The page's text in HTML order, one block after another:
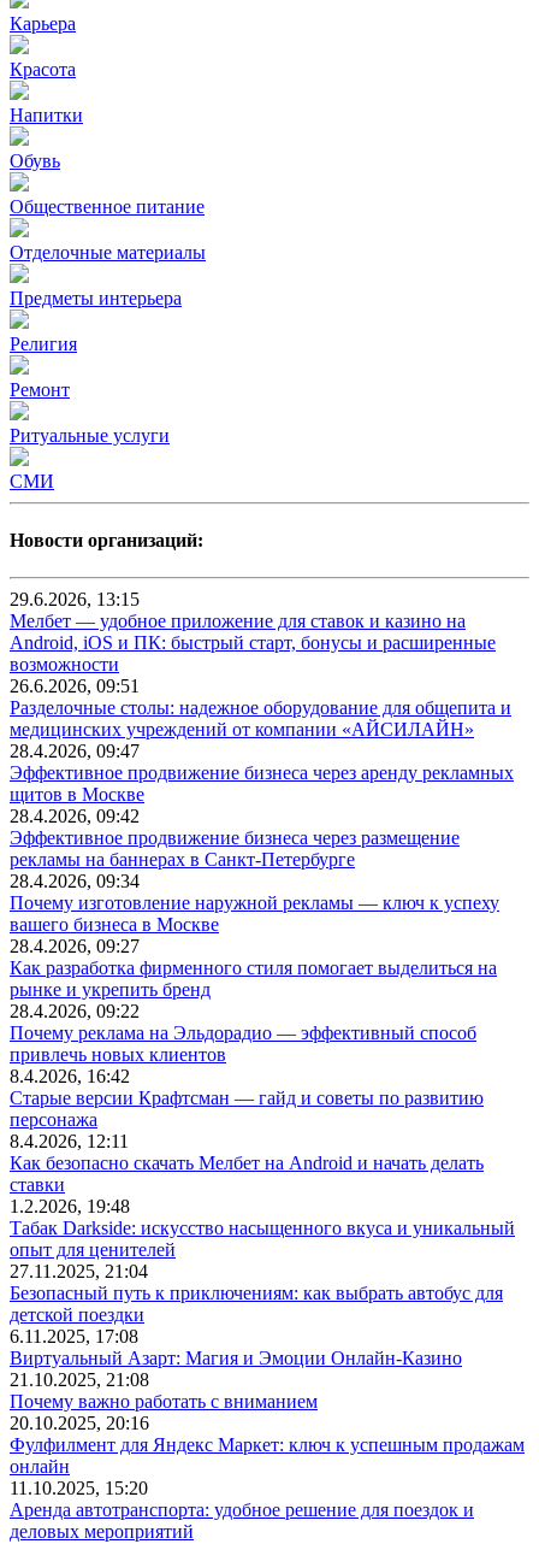
Карьера
Красота
Напитки
Обувь
Общественное питание
Отделочные материалы
Предметы интерьера
Религия
Ремонт
Ритуальные услуги
СМИ
Новости организаций:
29.6.2026, 13:15
Мелбет — удобное приложение для ставок и казино на
Android, iOS и ПК: быстрый старт, бонусы и расширенные
возможности
26.6.2026, 09:51
Разделочные столы: надежное оборудование для общепита и
медицинских учреждений от компании «АЙСИЛАЙН»
28.4.2026, 09:47
Эффективное продвижение бизнеса через аренду рекламных
щитов в Москве
28.4.2026, 09:42
Эффективное продвижение бизнеса через размещение
рекламы на баннерах в Санкт-Петербурге
28.4.2026, 09:34
Почему изготовление наружной рекламы — ключ к успеху
вашего бизнеса в Москве
28.4.2026, 09:27
Как разработка фирменного стиля помогает выделиться на
рынке и укрепить бренд
28.4.2026, 09:22
Почему реклама на Эльдорадио — эффективный способ
привлечь новых клиентов
8.4.2026, 16:42
Старые версии Крафтсман — гайд и советы по развитию
персонажа
8.4.2026, 12:11
Как безопасно скачать Мелбет на Android и начать делать
ставки
1.2.2026, 19:48
Табак Darkside: искусство насыщенного вкуса и уникальный
опыт для ценителей
27.11.2025, 21:04
Безопасный путь к приключениям: как выбрать автобус для
детской поездки
6.11.2025, 17:08
Виртуальный Азарт: Магия и Эмоции Онлайн-Казино
21.10.2025, 21:08
Почему важно работать с вниманием
20.10.2025, 20:16
Фулфилмент для Яндекс Маркет: ключ к успешным продажам
онлайн
11.10.2025, 15:20
Аренда автотранспорта: удобное решение для поездок и
деловых мероприятий